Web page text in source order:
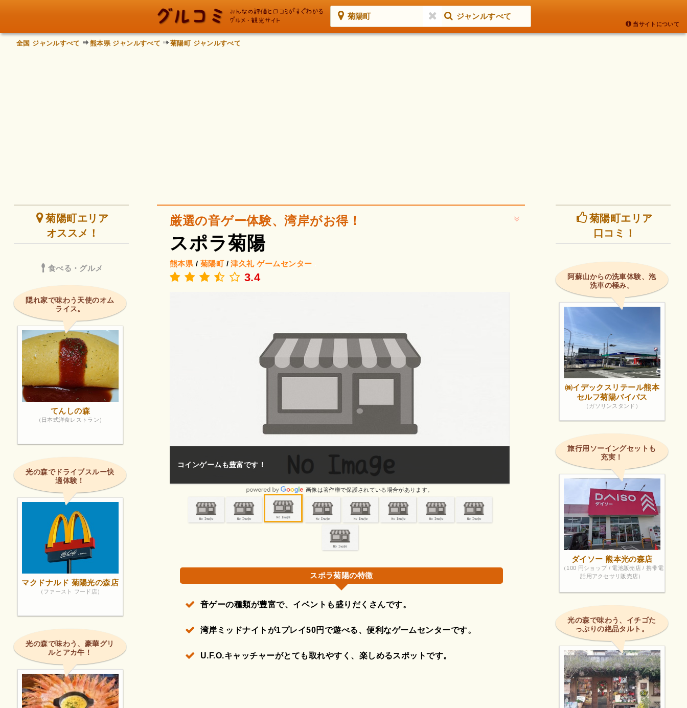
菊陽町 ジャンルすべて
当サイトについて
全国 ジャンルすべて 熊本県 ジャンルすべて 菊陽町 ジャンルすべて
厳選の音ゲー体験、湾岸がお得！
スポラ菊陽
熊本県 / 菊陽町/津久礼 ゲームセンター
3.4
保護されている場合があります。
コインゲームも豊富です！
画像は著作権で保護されている場合があります。
メダルゲームがしたくなる時利用してます。
スポラ菊陽の特徴
音ゲーの種類が豊富で、イベントも盛りだくさんです。
湾岸ミッドナイトが1プレイ50円で遊べる、便利なゲームセンターです。
U.F.O.キャッチャーがとても取れやすく、楽しめるスポットです。
菊陽町エリア
オススメ！
食べる・グルメ
隠れ家で味わう天使のオム
ライス。
てんしの森
（日本式洋食レストラン）
光の森でドライブスルー快
適体験！
マクドナルド 菊陽光の森店
（ファースト フード店）
光の森で味わう、豪華グリ
ルとアカ牛！
菊陽町エリア
口コミ！
阿蘇山からの洗車体験、泡
洗車の極み。
㈱イデックスリテール熊本
セルフ菊陽バイパス
（ガソリンスタンド）
旅行用ソーイングセットも
充実！
ダイソー 熊本光の森店
（100 円ショップ / 電池販売店 / 携帯電
話用アクセサリ販売店）
光の森で味わう、イチゴた
っぷりの絶品タルト。